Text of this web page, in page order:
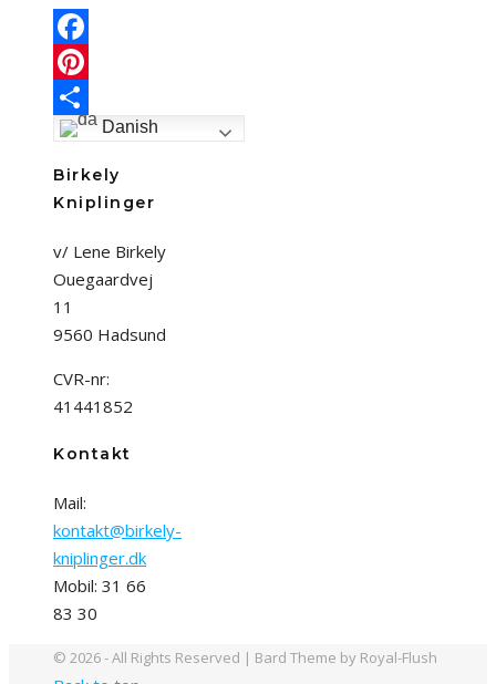
Facebook
Pinterest
Share Danish
Birkely
Kniplinger
v/ Lene Birkely
Ouegaardvej
11
9560 Hadsund
CVR-nr:
41441852
Kontakt
Mail:
kontakt@birkely-
kniplinger.dk
Mobil: 31 66
83 30
© 2026 - All Rights Reserved | Bard Theme by Royal-Flush